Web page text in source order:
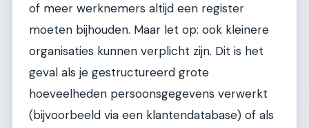
of meer werknemers altijd een register
moeten bijhouden. Maar let op: ook kleinere
organisaties kunnen verplicht zijn. Dit is het
geval als je gestructureerd grote
hoeveelheden persoonsgegevens verwerkt
(bijvoorbeeld via een klantendatabase) of als